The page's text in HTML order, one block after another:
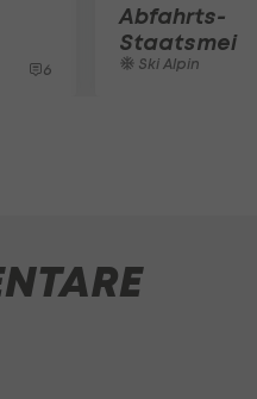
6
Abfahrts-
Ski Alpin